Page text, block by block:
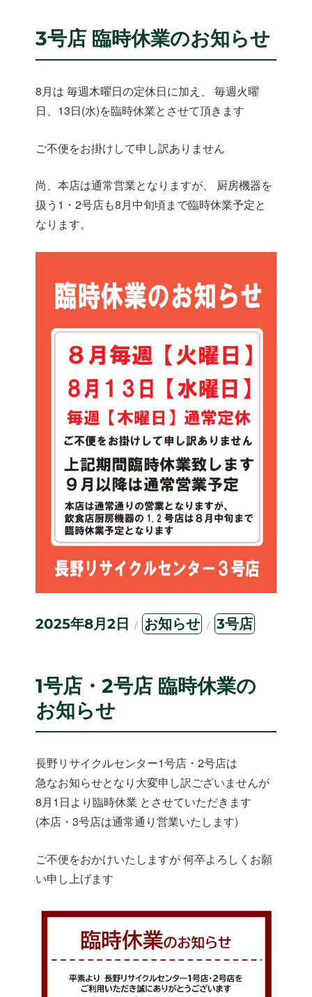
ー
3号店 臨時休業のお知らせ
8月は 毎週木曜日の定休日に加え、 毎週火曜
日、13日(水)を臨時休業とさせて頂きます
ご不便をお掛けして申し訳ありません
尚、本店は通常営業となりますが、 厨房機器を
扱う1・2号店も8月中旬頃まで臨時休業予定と
なります。
投
2025年8月2日
カ
テ
ー
お知らせ
タ
グ
3号店
1号店・2号店 臨時休業の
お知らせ
長野リサイクルセンター1号店・2号店は
急なお知らせとなり大変申し訳ございませんが
8月1日より臨時休業 とさせていただきます
(本店・3号店は通常通り営業いたします)
ご不便をおかけいたしますが 何卒よろしくお願
い申し上げます